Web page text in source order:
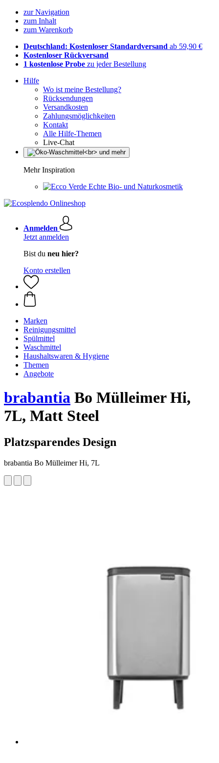
zur Navigation
zum Inhalt
zum Warenkorb
Deutschland: Kostenloser Standardversand ab 59,90 €
Kostenloser Rückversand
1 kostenlose Probe zu jeder Bestellung
Hilfe
Wo ist meine Bestellung?
Rücksendungen
Versandkosten
Zahlungsmöglichkeiten
Kontakt
Alle Hilfe-Themen
Live-Chat
Mehr Inspiration
Echte Bio- und Naturkosmetik
Anmelden
Jetzt anmelden
Bist du neu hier?
Konto erstellen
Marken
Reinigungsmittel
Spülmittel
Waschmittel
Haushaltswaren & Hygiene
Themen
Angebote
brabantia Bo Mülleimer Hi,
7L, Matt Steel
Platzsparendes Design
brabantia Bo Mülleimer Hi, 7L